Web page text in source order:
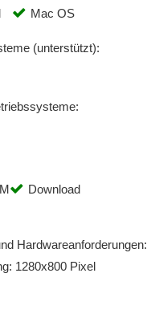
Mac OS
(unterstützt):
Download
Hardwareanforderungen:
1280x800 Pixel